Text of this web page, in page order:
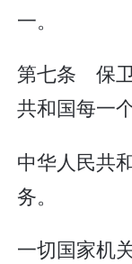
一。
第七条 保
共和国每一
中华人民共
务。
一切国家机